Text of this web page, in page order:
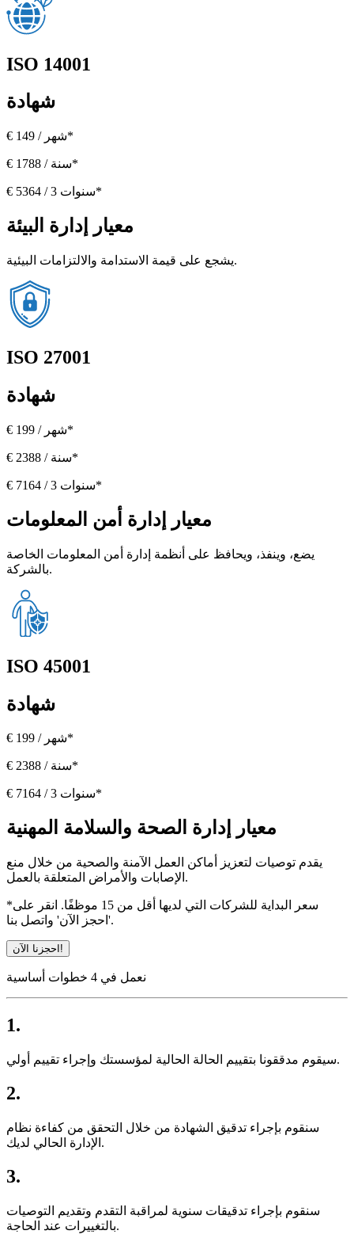
ISO 14001
شهادة
€ 149 / شهر*
€ 1788 / سنة*
€ 5364 / 3 سنوات*
معيار إدارة البيئة
يشجع على قيمة الاستدامة والالتزامات البيئية.
ISO 27001
شهادة
€ 199 / شهر*
€ 2388 / سنة*
€ 7164 / 3 سنوات*
معيار إدارة أمن المعلومات
يضع، وينفذ، ويحافظ على أنظمة إدارة أمن المعلومات الخاصة
بالشركة.
ISO 45001
شهادة
€ 199 / شهر*
€ 2388 / سنة*
€ 7164 / 3 سنوات*
معيار إدارة الصحة والسلامة المهنية
يقدم توصيات لتعزيز أماكن العمل الآمنة والصحية من خلال منع
الإصابات والأمراض المتعلقة بالعمل.
*سعر البداية للشركات التي لديها أقل من 15 موظفًا. انقر على
'احجز الآن' واتصل بنا.
احجزنا الآن!
نعمل في 4 خطوات أساسية
1.
سيقوم مدققونا بتقييم الحالة الحالية لمؤسستك وإجراء تقييم أولي.
2.
سنقوم بإجراء تدقيق الشهادة من خلال التحقق من كفاءة نظام
الإدارة الحالي لديك.
3.
سنقوم بإجراء تدقيقات سنوية لمراقبة التقدم وتقديم التوصيات
بالتغييرات عند الحاجة.